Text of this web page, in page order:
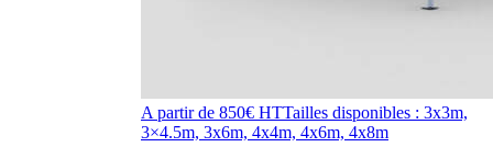
A partir de 850€ HTTailles disponibles : 3x3m,
3×4.5m, 3x6m, 4x4m, 4x6m, 4x8m